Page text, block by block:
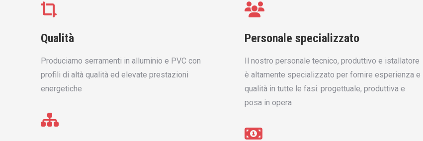
Qualità
Produciamo serramenti in alluminio e PVC con
profili di altà qualità ed elevate prestazioni
energetiche
Personale specializzato
Il nostro personale tecnico, produttivo e istallatore
è altamente specializzato per fornire esperienza e
qualità in tutte le fasi: progettuale, produttiva e
posa in opera